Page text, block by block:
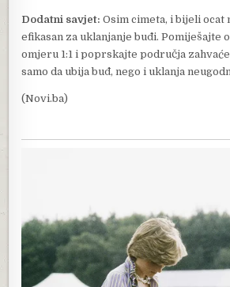
Dodatni savjet: Osim cimeta, i bijeli ocat
efikasan za uklanjanje buđi. Pomiješajte
omjeru 1:1 i poprskajte područja
samo da ubija buđ, nego i uklanja
(Novi.ba)